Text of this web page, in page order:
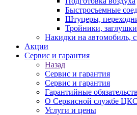
Быстросъемные
Штуцеры,
Тройники, заглушки
Накидки на автомобиль,
Акции
Сервис и гарантия
Назад
Сервис и гарантия
Сервис и гарантия
Гарантийные
О Сервисной службе
Услуги и цены